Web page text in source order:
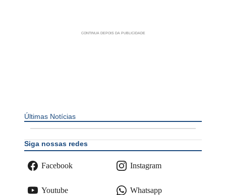
Últimas Notícias
Siga nossas redes
Facebook Instagram
Youtube Whatsapp